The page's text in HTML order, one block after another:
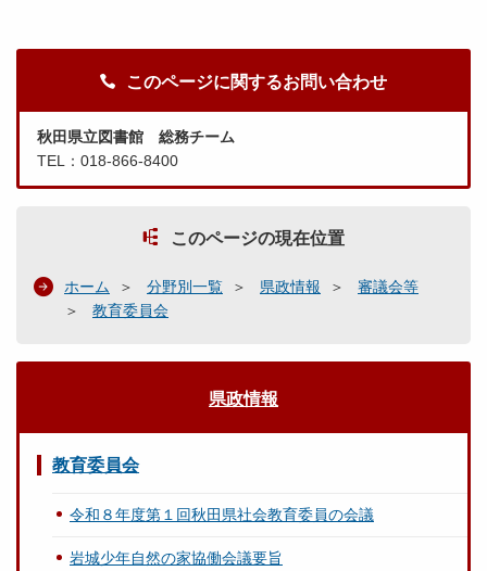
このページに関するお問い合わせ
秋田県立図書館 総務チーム
TEL：018-866-8400
このページの現在位置
ホーム 分野別一覧 県政情報
審議会等
教育委員会
県政情報
教育委員会
令和８年度第１回秋田県社会教育委員の会議
岩城少年自然の家協働会議要旨